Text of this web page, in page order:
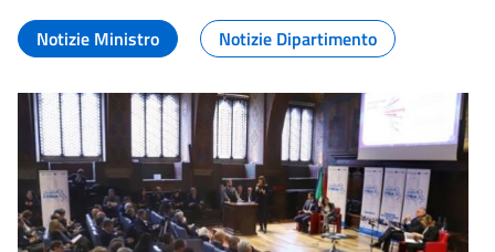
Notizie Ministro Notizie Dipartimento